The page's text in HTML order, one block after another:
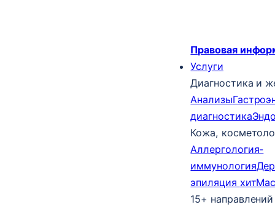
Правовая
Услуги
Диагностика и
Анализы
диагностика
Кожа,
Аллергология-
иммунология
эпиляция хит
15+